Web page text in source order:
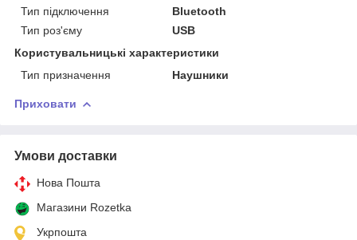
Тип підключення
Bluetooth
Тип роз'єму
USB
Користувальницькі характеристики
Тип призначення
Наушники
Приховати
Умови доставки
Нова Пошта
Магазини Rozetka
Укрпошта